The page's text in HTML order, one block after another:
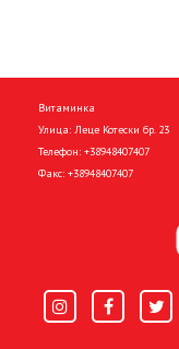
Витаминка
Улица: Леце Котески бр. 23
Телефон: +38948407407
Факс: +38948407407